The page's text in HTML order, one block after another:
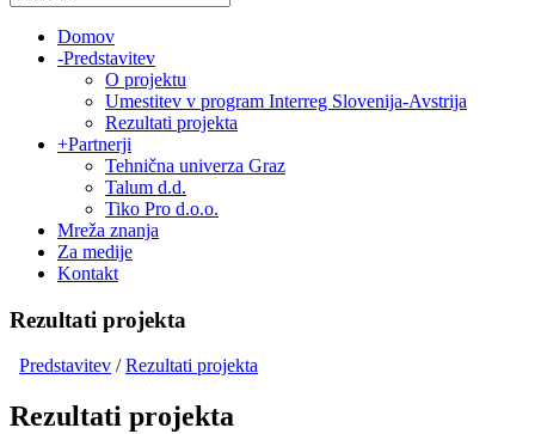
Domov
-Predstavitev
O projektu
Umestitev v program Interreg Slovenija-Avstrija
Rezultati projekta
+Partnerji
Tehnična univerza Graz
Talum d.d.
Tiko Pro d.o.o.
Mreža znanja
Za medije
Kontakt
Rezultati projekta
Predstavitev /Rezultati projekta
Rezultati projekta